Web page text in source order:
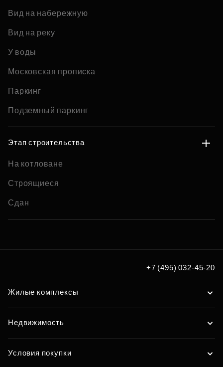
Вид на набережную
Вид на реку
У воды
Московская прописка
Паркинг
Подземный паркинг
Этап строительства
На котловане
Строящиеся
Сдан
+7 (495) 032-45-20
Жилые комплексы
Недвижимость
Условия покупки